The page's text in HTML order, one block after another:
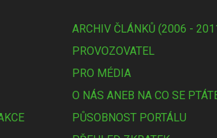
ARCHIV ČLÁNKŮ (2006 -
PROVOZOVATEL
PRO MÉDIA
O NÁS ANEB NA CO SE
PŮSOBNOST PORTÁLU